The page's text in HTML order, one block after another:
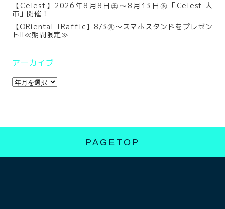
【Celest】2026年8月8日㊏～8月13日㊍「Celest 大
市」開催！
【ORiental TRaffic】8/3㊊～スマホスタンドをプレゼン
ト!!≪期間限定≫
アーカイブ
PAGETOP